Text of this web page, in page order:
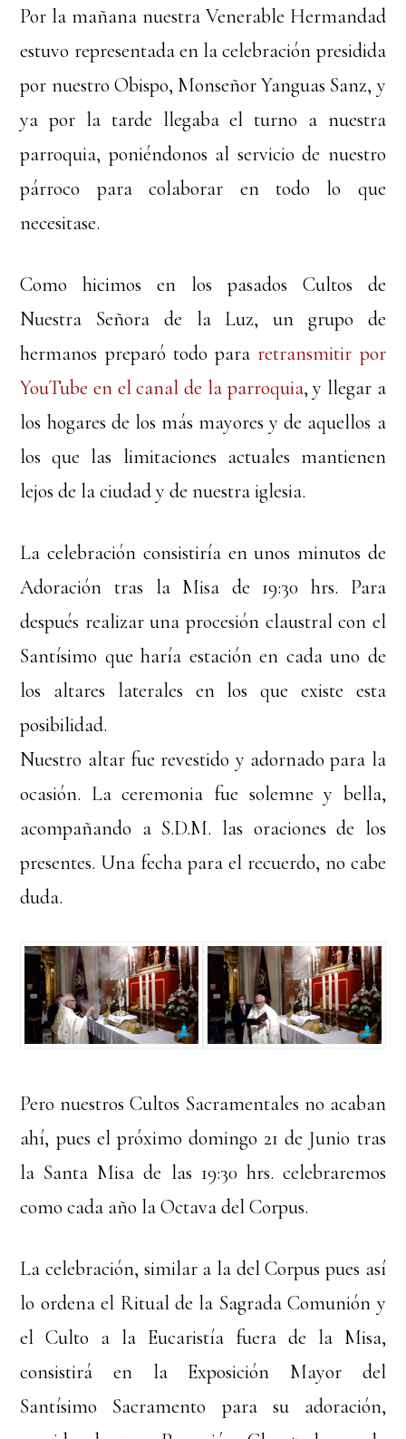
Por la mañana nuestra Venerable Hermandad
estuvo representada en la celebración presidida
por nuestro Obispo, Monseñor Yanguas Sanz, y
ya por la tarde llegaba el turno a nuestra
parroquia, poniéndonos al servicio de nuestro
párroco para colaborar en todo lo que
necesitase.
Como hicimos en los pasados Cultos de
Nuestra Señora de la Luz, un grupo de
hermanos preparó todo pararetransmitir por
YouTube en el canal de la parroquia, y llegar a
los hogares de los más mayores y de aquellos a
los que las limitaciones actuales mantienen
lejos de la ciudad y de nuestra iglesia.
La celebración consistiría en unos minutos de
Adoración tras la Misa de 19:30 hrs. Para
después realizar una procesión claustral con el
Santísimo que haría estación en cada uno de
los altares laterales en los que existe esta
posibilidad.
Nuestro altar fue revestido y adornado para la
ocasión. La ceremonia fue solemne y bella,
acompañando a S.D.M. las oraciones de los
presentes. Una fecha para el recuerdo, no cabe
duda.
Pero nuestros Cultos Sacramentales no acaban
ahí, pues el próximo domingo 21 de Junio tras
la Santa Misa de las 19:30 hrs. celebraremos
como cada año la Octava del Corpus.
La celebración, similar a la del Corpus pues así
lo ordena el Ritual de la Sagrada Comunión y
el Culto a la Eucaristía fuera de la Misa,
consistirá en la Exposición Mayor del
Santísimo Sacramento para su adoración,